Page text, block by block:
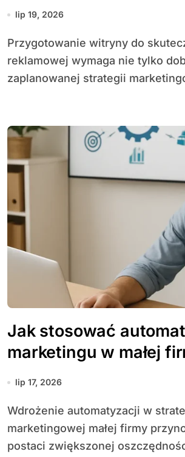
lip 19, 2026
Przygotowanie witryny do skutecznej kampanii
reklamowej wymaga nie tylko
zaplanowanej strategii
Jak stosować
marketingu w małej
lip 17, 2026
Wdrożenie automatyzacji w strategii
marketingowej małej firmy
postaci zwiększonej